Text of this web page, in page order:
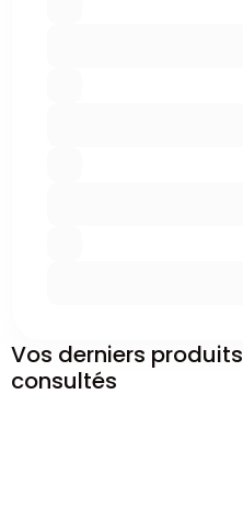
Vos derniers produits
consultés